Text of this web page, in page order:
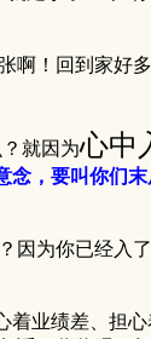
回到家好多
就因为心中
，要叫你们
你已经入了
绩差、担心